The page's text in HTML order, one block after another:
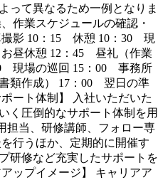
って異なるため一例となりま
作業スケジュールの確認・
影 10：15 休憩 10：30 現
昼休憩 12：45 昼礼（作業
現場の巡回 15：00 事務所
類作成） 17：00 翌日の準
ート体制】 入社いただいた
く圧倒的なサポート体制を用
当、研修講師、フォロー専
行うほか、定期的に開催す
研修など充実したサポートを
ップイメージ】 キャリアア